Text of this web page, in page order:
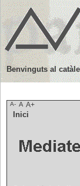
Benvinguts al
A- A A+
Inici